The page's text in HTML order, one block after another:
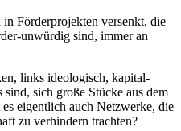
Förderprojekten versenkt, die
unwürdig sind, immer an
links ideologisch, kapital-
sich große Stücke aus dem
eigentlich auch Netzwerke, die
zu verhindern trachten?